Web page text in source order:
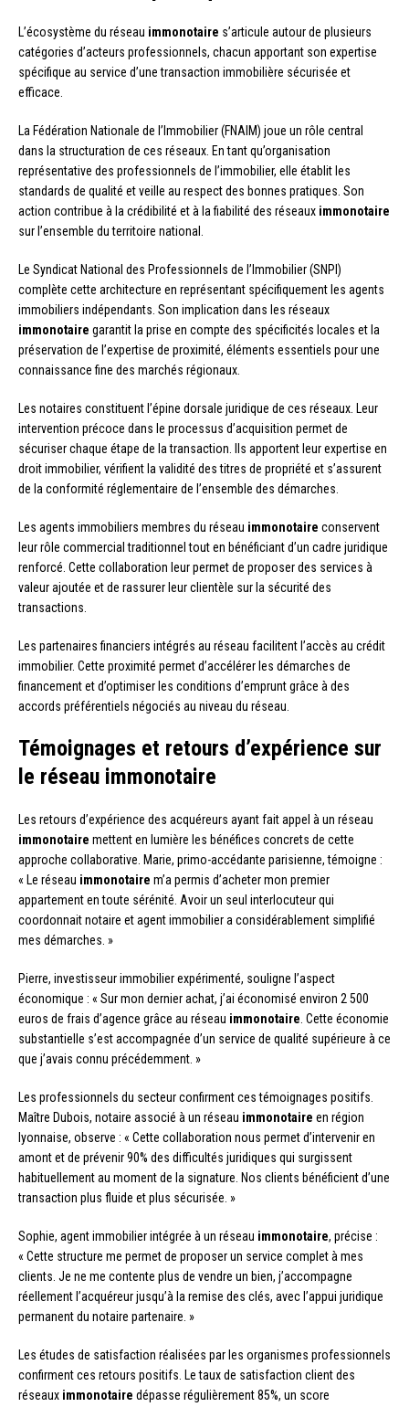
L’écosystème du réseau immonotaire s’articule autour de plusieurs
catégories d’acteurs professionnels, chacun apportant son expertise
spécifique au service d’une transaction immobilière sécurisée et
efficace.
La Fédération Nationale de l’Immobilier (FNAIM) joue un rôle central
dans la structuration de ces réseaux. En tant qu’organisation
représentative des professionnels de l’immobilier, elle établit les
standards de qualité et veille au respect des bonnes pratiques. Son
action contribue à la crédibilité et à la fiabilité des réseaux immonotaire
sur l’ensemble du territoire national.
Le Syndicat National des Professionnels de l’Immobilier (SNPI)
complète cette architecture en représentant spécifiquement les agents
immobiliers indépendants. Son implication dans les réseaux
immonotaire garantit la prise en compte des spécificités locales et la
préservation de l’expertise de proximité, éléments essentiels pour une
connaissance fine des marchés régionaux.
Les notaires constituent l’épine dorsale juridique de ces réseaux. Leur
intervention précoce dans le processus d’acquisition permet de
sécuriser chaque étape de la transaction. Ils apportent leur expertise en
droit immobilier, vérifient la validité des titres de propriété et s’assurent
de la conformité réglementaire de l’ensemble des démarches.
Les agents immobiliers membres du réseau immonotaire conservent
leur rôle commercial traditionnel tout en bénéficiant d’un cadre juridique
renforcé. Cette collaboration leur permet de proposer des services à
valeur ajoutée et de rassurer leur clientèle sur la sécurité des
transactions.
Les partenaires financiers intégrés au réseau facilitent l’accès au crédit
immobilier. Cette proximité permet d’accélérer les démarches de
financement et d’optimiser les conditions d’emprunt grâce à des
accords préférentiels négociés au niveau du réseau.
Témoignages et retours d’expérience sur
le réseau immonotaire
Les retours d’expérience des acquéreurs ayant fait appel à un réseau
immonotaire mettent en lumière les bénéfices concrets de cette
approche collaborative. Marie, primo-accédante parisienne, témoigne :
« Le réseau immonotaire m’a permis d’acheter mon premier
appartement en toute sérénité. Avoir un seul interlocuteur qui
coordonnait notaire et agent immobilier a considérablement simplifié
mes démarches. »
Pierre, investisseur immobilier expérimenté, souligne l’aspect
économique : « Sur mon dernier achat, j’ai économisé environ 2 500
euros de frais d’agence grâce au réseau immonotaire. Cette économie
substantielle s’est accompagnée d’un service de qualité supérieure à ce
que j’avais connu précédemment. »
Les professionnels du secteur confirment ces témoignages positifs.
Maître Dubois, notaire associé à un réseau immonotaire en région
lyonnaise, observe : « Cette collaboration nous permet d’intervenir en
amont et de prévenir 90% des difficultés juridiques qui surgissent
habituellement au moment de la signature. Nos clients bénéficient d’une
transaction plus fluide et plus sécurisée. »
Sophie, agent immobilier intégrée à un réseau immonotaire, précise :
« Cette structure me permet de proposer un service complet à mes
clients. Je ne me contente plus de vendre un bien, j’accompagne
réellement l’acquéreur jusqu’à la remise des clés, avec l’appui juridique
permanent du notaire partenaire. »
Les études de satisfaction réalisées par les organismes professionnels
confirment ces retours positifs. Le taux de satisfaction client des
réseaux immonotaire dépasse régulièrement 85%, un score